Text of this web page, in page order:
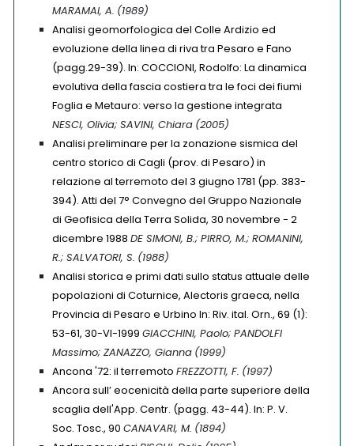
MARAMAI, A. (1989)
Analisi geomorfologica del Colle Ardizio ed
evoluzione della linea di riva tra Pesaro e Fano
(pagg.29-39). In: COCCIONI, Rodolfo: La dinamica
evolutiva della fascia costiera tra le foci dei fiumi
Foglia e Metauro: verso la gestione integrata
NESCI, Olivia; SAVINI, Chiara (2005)
Analisi preliminare per la zonazione sismica del
centro storico di Cagli (prov. di Pesaro) in
relazione al terremoto del 3 giugno 1781 (pp. 383-
394). Atti del 7° Convegno del Gruppo Nazionale
di Geofisica della Terra Solida, 30 novembre - 2
dicembre 1988 DE SIMONI, B.; PIRRO, M.; ROMANINI,
R.; SALVATORI, S. (1988)
Analisi storica e primi dati sullo status attuale delle
popolazioni di Coturnice, Alectoris graeca, nella
Provincia di Pesaro e Urbino In: Riv. ital. Orn., 69 (1):
53-61, 30-VI-1999 GIACCHINI, Paolo; PANDOLFI
Massimo; ZANAZZO, Gianna (1999)
Ancona '72: il terremoto FREZZOTTI, F. (1997)
Ancora sull’ eocenicità della parte superiore della
scaglia delI'App. Centr. (pagg. 43-44). In: P. V.
Soc. Tosc., 90 CANAVARI, M. (1894)